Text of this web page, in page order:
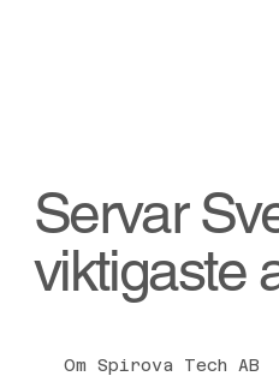
Servar
viktigaste
Om Spirova Tech AB